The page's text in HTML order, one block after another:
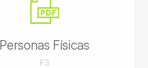
Personas Físicas
F3